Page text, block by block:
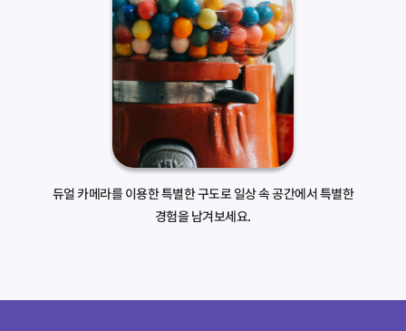
듀얼 카메라를 이용한 특별한 구도로 일상 속 공간에서 특별한
경험을 남겨보세요.